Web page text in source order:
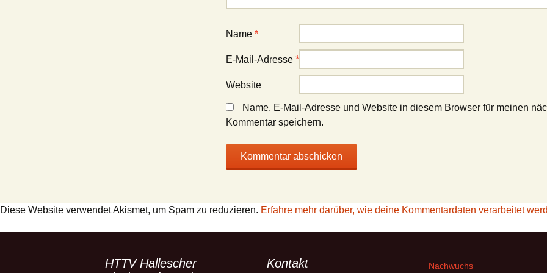
Name *
E-Mail-Adresse *
Website
Name, E-Mail-Adresse und Website in diesem Browser für meinen
Kommentar speichern.
Diese Website verwendet Akismet, um Spam zu reduzieren. Erfahre mehr darüber, wie deine Kommentardaten verarbeitet
HTTV Hallescher
Kontakt Nachwuchs